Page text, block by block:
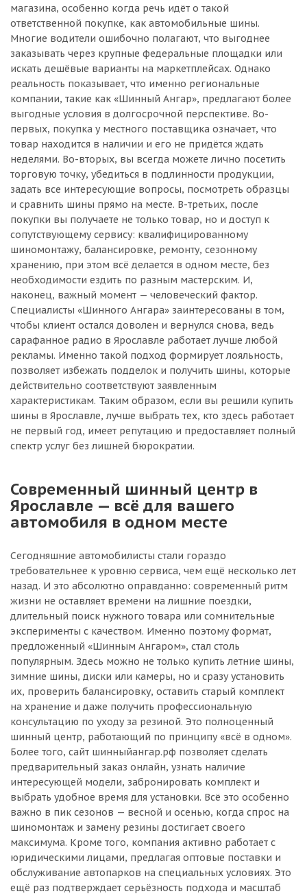
магазина, особенно когда речь идёт о такой
ответственной покупке, как автомобильные шины.
Многие водители ошибочно полагают, что выгоднее
заказывать через крупные федеральные площадки или
искать дешёвые варианты на маркетплейсах. Однако
реальность показывает, что именно региональные
компании, такие как «Шинный Ангар», предлагают более
выгодные условия в долгосрочной перспективе. Во-
первых, покупка у местного поставщика означает, что
товар находится в наличии и его не придётся ждать
неделями. Во-вторых, вы всегда можете лично посетить
торговую точку, убедиться в подлинности продукции,
задать все интересующие вопросы, посмотреть образцы
и сравнить шины прямо на месте. В-третьих, после
покупки вы получаете не только товар, но и доступ к
сопутствующему сервису: квалифицированному
шиномонтажу, балансировке, ремонту, сезонному
хранению, при этом всё делается в одном месте, без
необходимости ездить по разным мастерским. И,
наконец, важный момент — человеческий фактор.
Специалисты «Шинного Ангара» заинтересованы в том,
чтобы клиент остался доволен и вернулся снова, ведь
сарафанное радио в Ярославле работает лучше любой
рекламы. Именно такой подход формирует лояльность,
позволяет избежать подделок и получить шины, которые
действительно соответствуют заявленным
характеристикам. Таким образом, если вы решили купить
шины в Ярославле, лучше выбрать тех, кто здесь работает
не первый год, имеет репутацию и предоставляет полный
спектр услуг без лишней бюрократии.
Современный шинный центр в
Ярославле — всё для вашего
автомобиля в одном месте
Сегодняшние автомобилисты стали гораздо
требовательнее к уровню сервиса, чем ещё несколько лет
назад. И это абсолютно оправданно: современный ритм
жизни не оставляет времени на лишние поездки,
длительный поиск нужного товара или сомнительные
эксперименты с качеством. Именно поэтому формат,
предложенный «Шинным Ангаром», стал столь
популярным. Здесь можно не только купить летние шины,
зимние шины, диски или камеры, но и сразу установить
их, проверить балансировку, оставить старый комплект
на хранение и даже получить профессиональную
консультацию по уходу за резиной. Это полноценный
шинный центр, работающий по принципу «всё в одном».
Более того, сайт шинныйангар.рф позволяет сделать
предварительный заказ онлайн, узнать наличие
интересующей модели, забронировать комплект и
выбрать удобное время для установки. Всё это особенно
важно в пик сезонов — весной и осенью, когда спрос на
шиномонтаж и замену резины достигает своего
максимума. Кроме того, компания активно работает с
юридическими лицами, предлагая оптовые поставки и
обслуживание автопарков на специальных условиях. Это
ещё раз подтверждает серьёзность подхода и масштаб